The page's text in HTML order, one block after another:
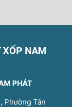
XỐP NAM
PHÁT
Phường Tân